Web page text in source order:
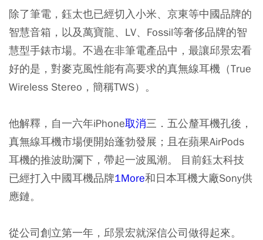
除了筆電，鈺太也已經切入小米、京東等中國品牌的
智慧音箱，以及萬寶龍、LV、Fossil等奢侈品牌的智
慧型手錶市場。不過在非筆電產品中，最讓邱景宏看
好的是，對麥克風性能有高要求的真無線耳機（True
Wireless Stereo，簡稱TWS）。
他解釋，自一六年iPhone取消三．五公釐耳機孔後，
真無線耳機市場便開始蓬勃發展；且在蘋果AirPods
耳機的推波助瀾下，帶起一波風潮。 目前鈺太科技
已經打入中國耳機品牌1More和日本耳機大廠Sony供
應鏈。
從公司創立第一年，邱景宏就深信公司做得起來。